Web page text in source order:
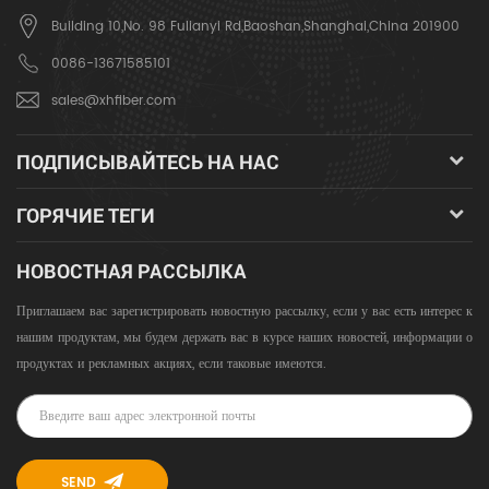
Building 10,No. 98 Fulianyi Rd,Baoshan,Shanghai,China 201900
0086-13671585101
sales@xhfiber.com
ПОДПИСЫВАЙТЕСЬ НА НАС
ГОРЯЧИЕ ТЕГИ
НОВОСТНАЯ РАССЫЛКА
Приглашаем вас зарегистрировать новостную рассылку, если у вас есть интерес к
нашим продуктам, мы будем держать вас в курсе наших новостей, информации о
продуктах и ​​рекламных акциях, если таковые имеются.